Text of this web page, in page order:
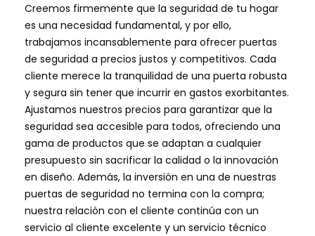
Creemos firmemente que la seguridad de tu hogar
es una necesidad fundamental, y por ello,
trabajamos incansablemente para ofrecer puertas
de seguridad a precios justos y competitivos. Cada
cliente merece la tranquilidad de una puerta robusta
y segura sin tener que incurrir en gastos exorbitantes.
Ajustamos nuestros precios para garantizar que la
seguridad sea accesible para todos, ofreciendo una
gama de productos que se adaptan a cualquier
presupuesto sin sacrificar la calidad o la innovación
en diseño. Además, la inversión en una de nuestras
puertas de seguridad no termina con la compra;
nuestra relación con el cliente continúa con un
servicio al cliente excelente y un servicio técnico